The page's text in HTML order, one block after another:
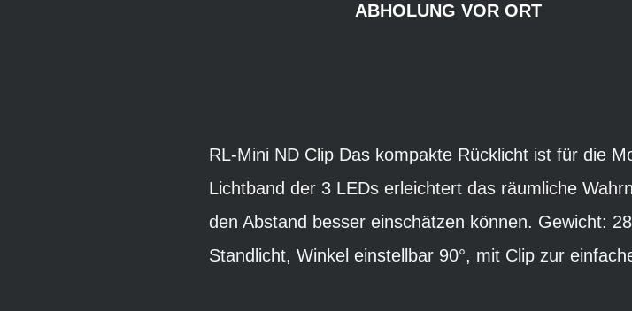
ABHOLUNG VOR ORT
RL-Mini ND Clip Das kompakte Rücklicht ist für die
Lichtband der 3 LEDs erleichtert das räumliche
den Abstand besser einschätzen können. Gewicht:
Standlicht, Winkel einstellbar 90°, mit Clip zur